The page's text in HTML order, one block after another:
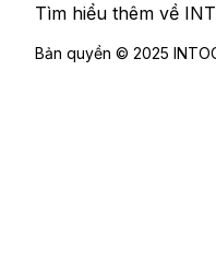
Tìm hiểu thêm về
Bản quyền © 2025